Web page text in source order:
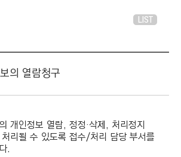
LIST
의 열람청구
개인정보 열람, 정정·삭제, 처리정지
리될 수 있도록 접수/처리 담당 부서를
.